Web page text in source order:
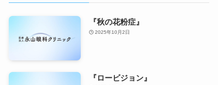
『秋の花粉症』
2025年10月2日
『ロービジョン』